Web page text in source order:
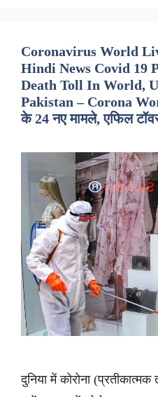
Coronavirus World
Hindi News Covid 19
Death Toll In World,
Pakistan – Corona
के 24 नए मामले, एफिल
दुनिया में कोरोना